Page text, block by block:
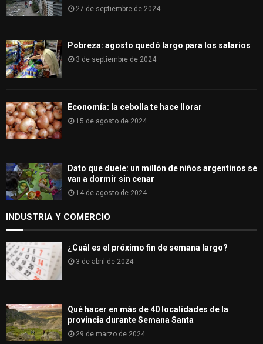
27 de septiembre de 2024
Pobreza: agosto quedó largo para los salarios
3 de septiembre de 2024
Economía: la cebolla te hace llorar
15 de agosto de 2024
Dato que duele: un millón de niños argentinos se
van a dormir sin cenar
14 de agosto de 2024
INDUSTRIA Y COMERCIO
¿Cuál es el próximo fin de semana largo?
3 de abril de 2024
Qué hacer en más de 40 localidades de la
provincia durante Semana Santa
29 de marzo de 2024